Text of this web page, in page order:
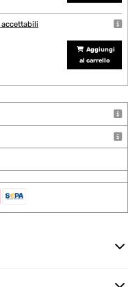
Aggiungi
al carrello